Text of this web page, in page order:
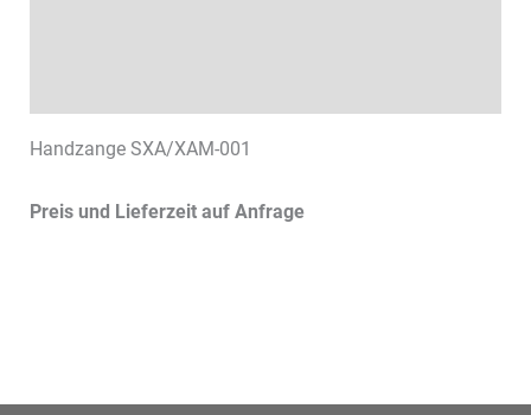
Handzange SXA/XAM-001
Preis und Lieferzeit auf Anfrage